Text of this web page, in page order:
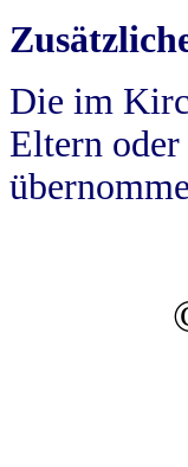
Die im
Eltern